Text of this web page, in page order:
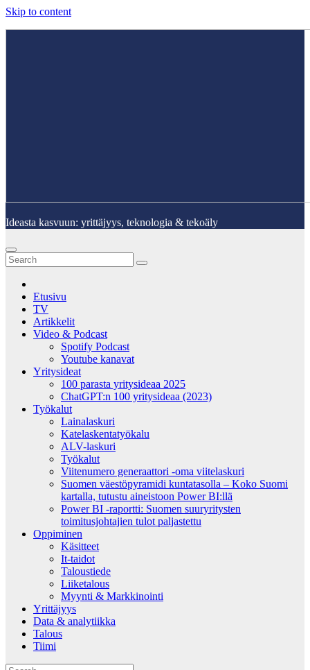
Skip to content
Ideasta kasvuun: yrittäjyys, teknologia & tekoäly
Etusivu
TV
Artikkelit
Video & Podcast
Spotify Podcast
Youtube kanavat
Yritysideat
100 parasta yritysideaa 2025
ChatGPT:n 100 yritysideaa (2023)
Työkalut
Lainalaskuri
Katelaskentatyökalu
ALV-laskuri
Työkalut
Viitenumero generaattori -oma viitelaskuri
Suomen väestöpyramidi kuntatasolla – Koko Suomi
kartalla, tutustu aineistoon Power BI:llä
Power BI -raportti: Suomen suuryritysten
toimitusjohtajien tulot paljastettu
Oppiminen
Käsitteet
It-taidot
Taloustiede
Liiketalous
Myynti & Markkinointi
Yrittäjyys
Data & analytiikka
Talous
Tiimi